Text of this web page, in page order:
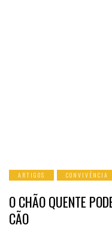
ARTIGOS CONVIVÊNCIA
O CHÃO QUENTE
CÃO